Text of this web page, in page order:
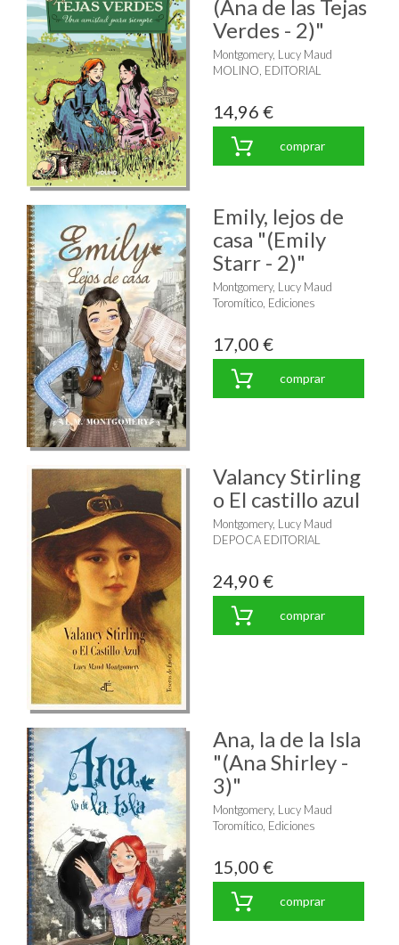
(Ana de las Tejas
Verdes - 2)"
Montgomery, Lucy Maud
MOLINO, EDITORIAL
14,96 €
comprar
Emily, lejos de
casa "(Emily
Starr - 2)"
Montgomery, Lucy Maud
Toromítico, Ediciones
17,00 €
comprar
Valancy Stirling
o El castillo azul
Montgomery, Lucy Maud
DEPOCA EDITORIAL
24,90 €
comprar
Ana, la de la Isla
"(Ana Shirley -
3)"
Montgomery, Lucy Maud
Toromítico, Ediciones
15,00 €
comprar